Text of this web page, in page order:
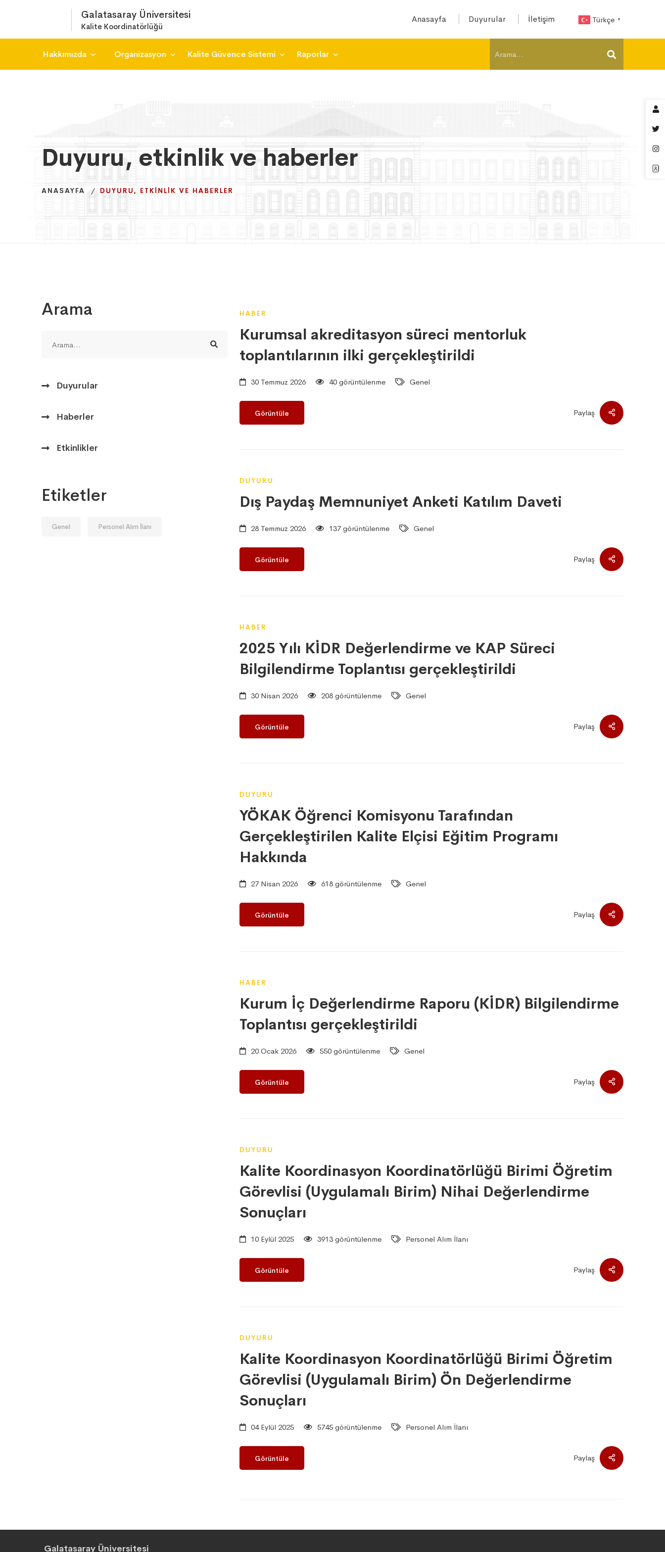
Galatasaray Üniversitesi
Kalite Koordinatörlüğü
Anasayfa Duyurular İletişim Türkçe ▼
Hakkımızda Organizasyon Kalite Güvence Sistemi Raporlar
Duyuru, etkinlik ve haberler
ANASAYFA DUYURU, ETKINLIK VE HABERLER
Duyuru, etkinlik ve haberler
ANASAYFA DUYURU, ETKINLIK VE HABERLER
Duyuru, etkinlik ve haberler
ANASAYFA DUYURU, ETKINLIK VE HABERLER
Arama
Duyurular
Haberler
Etkinlikler
Etiketler
Genel Personel Alım İlanı
HABER
Kurumsal akreditasyon süreci mentorluk
toplantılarının ilki gerçekleştirildi
30 Temmuz 2026 40 görüntülenme Genel
Görüntüle Paylaş
DUYURU
Dış Paydaş Memnuniyet Anketi Katılım Daveti
28 Temmuz 2026 137 görüntülenme Genel
Görüntüle Paylaş
HABER
2025 Yılı KİDR Değerlendirme ve KAP Süreci
Bilgilendirme Toplantısı gerçekleştirildi
30 Nisan 2026 208 görüntülenme Genel
Görüntüle Paylaş
DUYURU
YÖKAK Öğrenci Komisyonu Tarafından
Gerçekleştirilen Kalite Elçisi Eğitim Programı
Hakkında
27 Nisan 2026 618 görüntülenme Genel
Görüntüle Paylaş
HABER
Kurum İç Değerlendirme Raporu (KİDR) Bilgilendirme
Toplantısı gerçekleştirildi
20 Ocak 2026 550 görüntülenme Genel
Görüntüle Paylaş
DUYURU
Kalite Koordinasyon Koordinatörlüğü Birimi Öğretim
Görevlisi (Uygulamalı Birim) Nihai Değerlendirme
Sonuçları
10 Eylül 2025 3913 görüntülenme Personel Alım İlanı
Görüntüle Paylaş
DUYURU
Kalite Koordinasyon Koordinatörlüğü Birimi Öğretim
Görevlisi (Uygulamalı Birim) Ön Değerlendirme
Sonuçları
04 Eylül 2025 5745 görüntülenme Personel Alım İlanı
Görüntüle Paylaş
Galatasaray Üniversitesi